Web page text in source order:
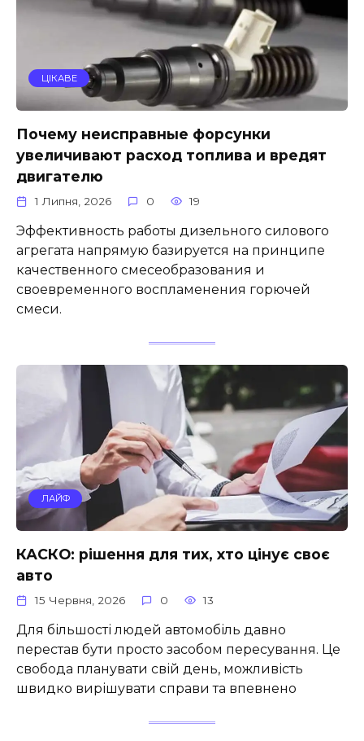
ЦІКАВЕ
Почему неисправные форсунки
увеличивают расход топлива и вредят
двигателю
1 Липня, 2026 0 19
Эффективность работы дизельного силового
агрегата напрямую базируется на принципе
качественного смесеобразования и
своевременного воспламенения горючей
смеси.
ЛАЙФ
КАСКО: рішення для тих, хто цінує своє
авто
15 Червня, 2026 0 13
Для більшості людей автомобіль давно
перестав бути просто засобом пересування. Це
свобода планувати свій день, можливість
швидко вирішувати справи та впевнено